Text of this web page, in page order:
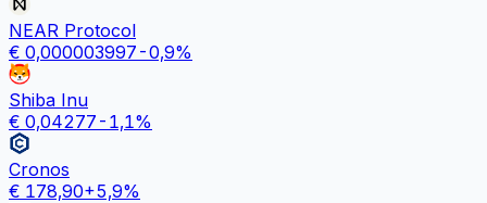
NEAR Protocol
€ 0,000003997 -0,9%
Shiba Inu
€ 0,04277 -1,1%
Cronos
€ 178,90+5,9%